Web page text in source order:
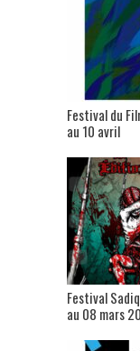
Festival du
au 10 avril
Festival
au 08 mars